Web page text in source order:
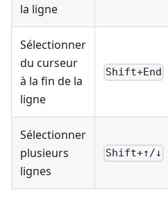
la ligne
Sélectionner
du curseur
à la fin de la
ligne
Shift+End
Sélectionner
plusieurs
lignes
Shift+↑/↓